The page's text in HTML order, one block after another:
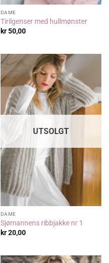
DAME
Tirilgenser med hullmønster
kr50,00
UTSOLGT
DAME
Sjømannens ribbjakke nr 1
kr20,00